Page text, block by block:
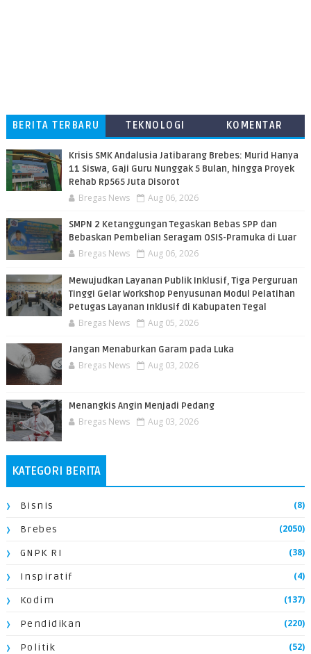
BERITA TERBARU TEKNOLOGI
KOMENTAR
Krisis SMK Andalusia Jatibarang Brebes: Murid Hanya
11 Siswa, Gaji Guru Nunggak 5 Bulan, hingga Proyek
Rehab Rp565 Juta Disorot
Bregas News Aug 06, 2026
SMPN 2 Ketanggungan Tegaskan Bebas SPP dan
Bebaskan Pembelian Seragam OSIS-Pramuka di Luar
Bregas News Aug 06, 2026
​Mewujudkan Layanan Publik Inklusif, Tiga Perguruan
Tinggi Gelar Workshop Penyusunan Modul Pelatihan
Petugas Layanan Inklusif di Kabupaten Tegal
Bregas News Aug 05, 2026
Jangan Menaburkan Garam pada Luka
Bregas News Aug 03, 2026
Menangkis Angin Menjadi Pedang
Bregas News Aug 03, 2026
KATEGORI BERITA
Bisnis (8)
Brebes (2050)
GNPK RI (38)
Inspiratif (4)
Kodim (137)
Pendidikan (220)
Politik (52)